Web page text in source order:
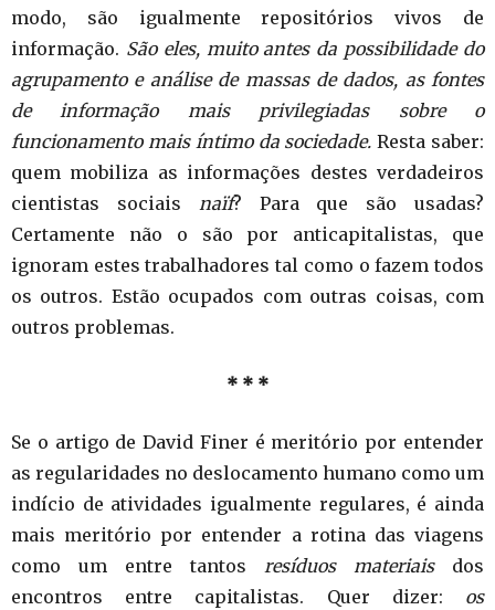
modo, são igualmente repositórios vivos de
informação. São eles, muito antes da possibilidade do
agrupamento e análise de massas de dados, as fontes
de informação mais privilegiadas sobre o
funcionamento mais íntimo da sociedade. Resta saber:
quem mobiliza as informações destes verdadeiros
cientistas sociais naïf? Para que são usadas?
Certamente não o são por anticapitalistas, que
ignoram estes trabalhadores tal como o fazem todos
os outros. Estão ocupados com outras coisas, com
outros problemas.
* * *
Se o artigo de David Finer é meritório por entender
as regularidades no deslocamento humano como um
indício de atividades igualmente regulares, é ainda
mais meritório por entender a rotina das viagens
como um entre tantos resíduos materiaisdos
encontros entre capitalistas. Quer dizer: os